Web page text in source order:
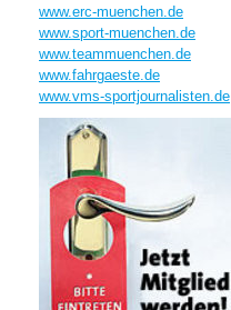
www.erc-muenchen.de
www.sport-muenchen.de
www.teammuenchen.de
www.fahrgaeste.de
www.vms-sportjournalisten.de